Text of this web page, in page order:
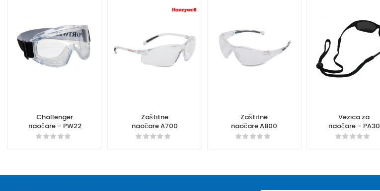
Challenger
naočare – PW22
Zaštitne
naočare A700
Zaštitne
naočare A800
Vezica za
naočare – PA30